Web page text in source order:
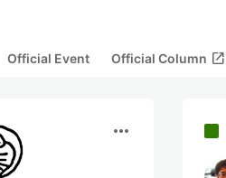
Official Event Official Column open_in_new
more_horiz